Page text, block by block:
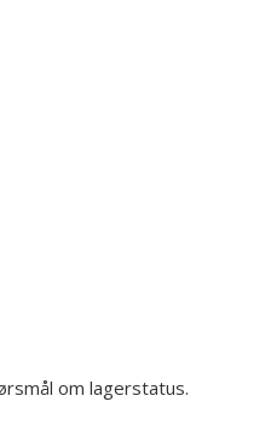
om lagerstatus.